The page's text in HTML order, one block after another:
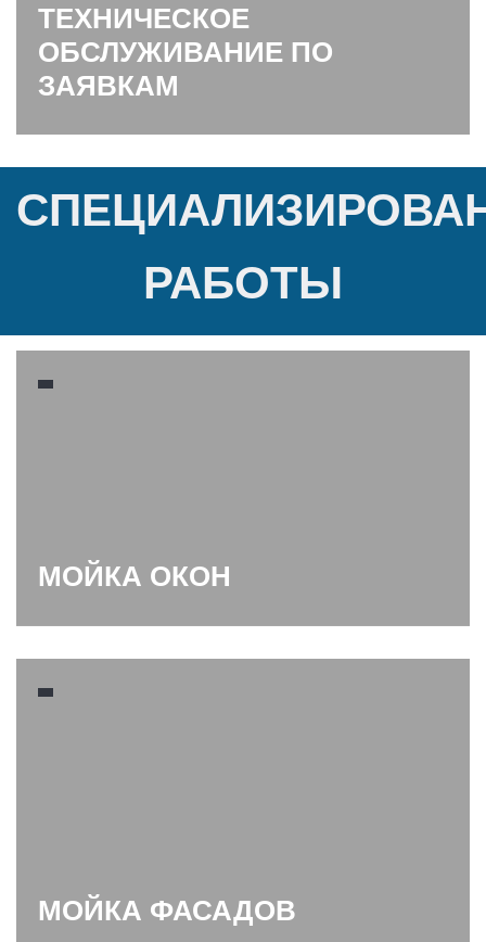
ТЕХНИЧЕСКОЕ
ОБСЛУЖИВАНИЕ ПО
ЗАЯВКАМ
РАБОТЫ
МОЙКА ОКОН
МОЙКА ФАСАДОВ